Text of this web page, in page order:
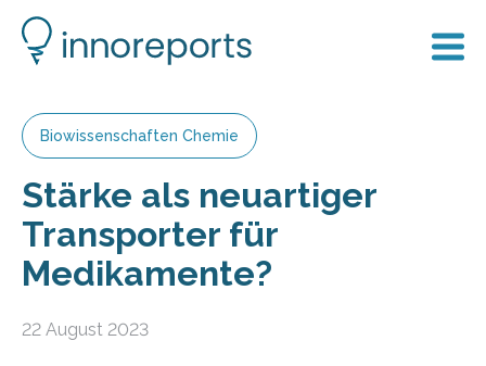
Biowissenschaften Chemie
Stärke als neuartiger
Transporter für
Medikamente?
22 August 2023